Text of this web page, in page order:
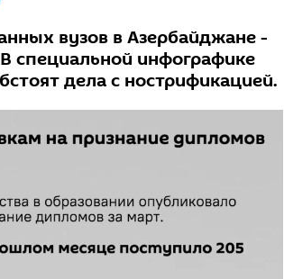
вузов в Азербайджане -
специальной инфографике
дела с нострификацией.